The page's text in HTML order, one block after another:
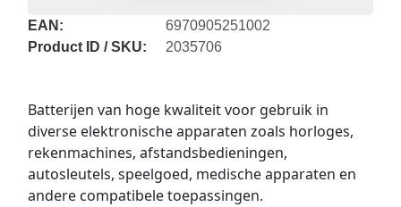
EAN:
6970905251002
Product ID / SKU:
2035706
Batterijen van hoge kwaliteit voor gebruik in
diverse elektronische apparaten zoals horloges,
rekenmachines, afstandsbedieningen,
autosleutels, speelgoed, medische apparaten en
andere compatibele toepassingen.